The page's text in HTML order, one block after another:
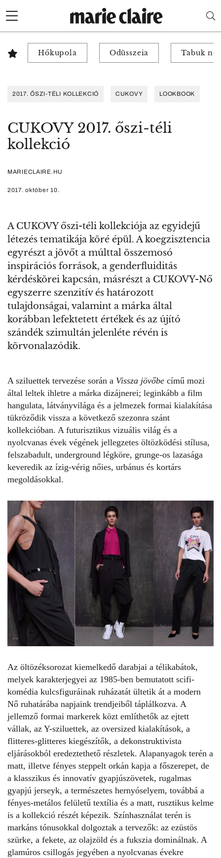
Hőkupola Odüsszeia Tabuk
2017. ŐSZI-TÉLI KOLLEKCIÓ CUKOVY LOOKBOOK
CUKOVY 2017. őszi-téli
kollekció
MARIECLAIRE.HU
2017. október 10.
A CUKOVY őszi-téli kollekciója az egyidejű
létezés tematikája köré épül. A koegzisztencia
egyrészt a jövőt a múlttal összemosó
inspirációs források, a genderfluiditás
kérdéskörei kapcsán, másrészt a CUKOVY-Nő
egyszerre szenzitív és határozott
tulajdonságai, valamint a márka által
korábban lefektetett értékek és az újító
szándék szimultán jelenléte révén is
körvonalazódik.
A sziluettek tervezése során a Vissza jövőbe című mozi
által leltek ihletre a márka dizájnerei; leginkább a film
hangulata, látványvilága és a jelmezek formai kialakítása
tükröződik vissza a következő szezonra szánt
kollekcióban. A futurisztikus vizuális világ és a
nyolcvanas évek végének jellegzetes öltözködési stílusa,
felszabadult, underground légköre, grunge-os lazasága
keveredik az ízig-vérig nőies, urbánus és kortárs
megoldásokkal.
Az öltözéksorozat kiemelkedő darabjai a télikabátok,
melyek karakterjegyei az 1985-ben bemutatott scifi-
komédia kulcsfiguráinak ruházatát ültetik át a modern
Nő ruhatárába napjaink trendjeiből táplálkozva. A
jellemző formai markerek közt említhetők az ejtett
vállak, az Y-sziluettek, az oversized kialakítások, a
flitteres-glitteres kiegészítők, a dekonstruktivista
eljárásokból eredeztethető részletek. Alapanyagok terén a
matt, illetve fényes steppelt orkán kapja a főszerepet, de
a klasszikus és innovatív gyapjúszövetek, rugalmas
gyapjú jerseyk, a természetes hernyóselyem, továbbá a
fényes-metálos felületű textília és a matt, rusztikus kelme
is a kollekció részét képezik. Színhasználat terén is
markáns tónusokkal dolgoztak a tervezők: az ezüstös
szürke, a fekete, az olajzöld és a fukszia dominálnak. A
glamúros csillogás jegyében a nyolcvanas évekre